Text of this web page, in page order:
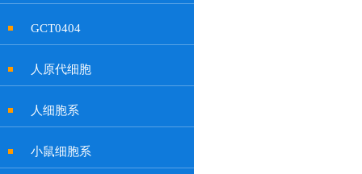
GCT0404
人原代细胞
人细胞系
小鼠细胞系